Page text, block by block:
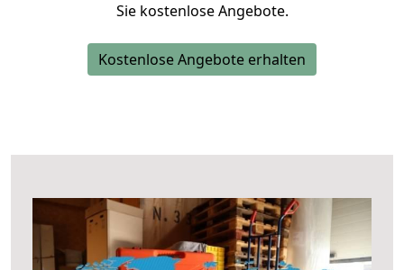
Sie kostenlose Angebote.
Kostenlose Angebote erhalten